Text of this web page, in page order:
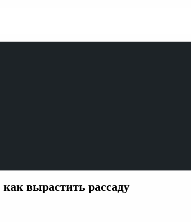
вырастить рассаду